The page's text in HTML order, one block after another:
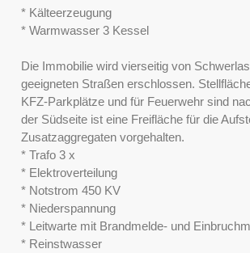
* Kälteerzeugung
* Warmwasser 3 Kessel
Die Immobilie wird vierseitig von
geeigneten Straßen erschlossen.
KFZ-Parkplätze und für Feuerwehr sind
der Südseite ist eine Freifläche für die
Zusatzaggregaten vorgehalten.
* Trafo 3 x
* Elektroverteilung
* Notstrom 450 KV
* Niederspannung
* Leitwarte mit Brandmelde- und
* Reinstwasser